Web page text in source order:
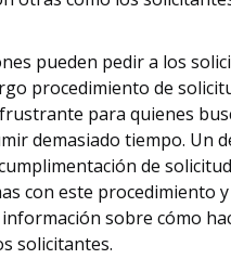
pueden pedir a los
procedimiento de
para quienes
demasiado tiempo. Un
de
con este procedimiento y
sobre cómo
solicitantes.